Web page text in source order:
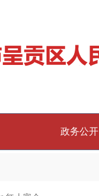
政务公开